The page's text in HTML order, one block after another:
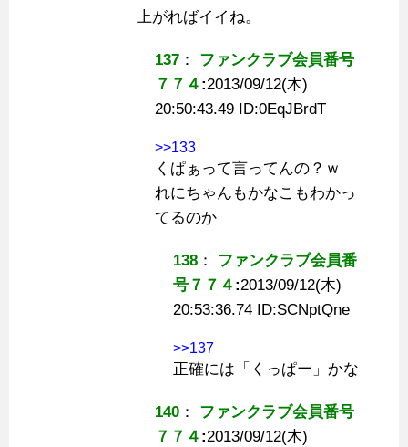
上がればイイね。
137 ： ファンクラブ会員番号
７７４ :2013/09/12(木)
20:50:43.49 ID:0EqJBrdT
>>133
くぱぁって言ってんの？ｗ
れにちゃんもかなこもわかっ
てるのか
138 ： ファンクラブ会員番
号７７４ :2013/09/12(木)
20:53:36.74 ID:SCNptQne
>>137
正確には「くっぱー」かな
140 ： ファンクラブ会員番号
７７４ :2013/09/12(木)